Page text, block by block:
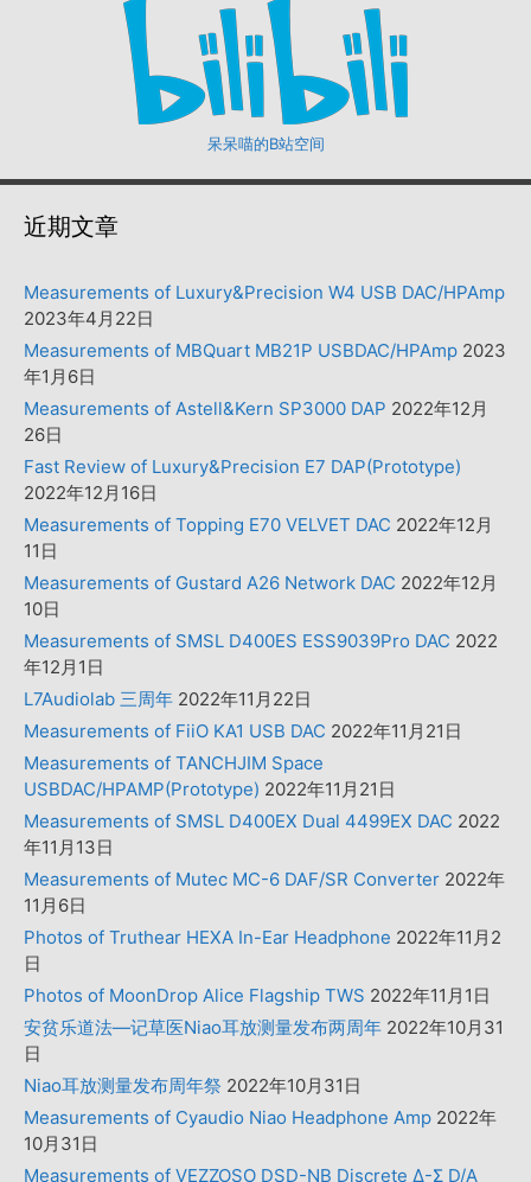
呆呆喵的B站空间
近期文章
Measurements of Luxury&Precision W4 USB DAC/HPAmp
2023年4月22日
Measurements of MBQuart MB21P USBDAC/HPAmp 2023
年1月6日
Measurements of Astell&Kern SP3000 DAP 2022年12月
26日
Fast Review of Luxury&Precision E7 DAP(Prototype)
2022年12月16日
Measurements of Topping E70 VELVET DAC 2022年12月
11日
Measurements of Gustard A26 Network DAC 2022年12月
10日
Measurements of SMSL D400ES ESS9039Pro DAC 2022
年12月1日
L7Audiolab 三周年 2022年11月22日
Measurements of FiiO KA1 USB DAC 2022年11月21日
Measurements of TANCHJIM Space
USBDAC/HPAMP(Prototype) 2022年11月21日
Measurements of SMSL D400EX Dual 4499EX DAC 2022
年11月13日
Measurements of Mutec MC-6 DAF/SR Converter 2022年
11月6日
Photos of Truthear HEXA In-Ear Headphone 2022年11月2
日
Photos of MoonDrop Alice Flagship TWS 2022年11月1日
安贫乐道法—记草医Niao耳放测量发布两周年 2022年10月31
日
Niao耳放测量发布周年祭 2022年10月31日
Measurements of Cyaudio Niao Headphone Amp 2022年
10月31日
Measurements of VEZZOSO DSD-NB Discrete Δ-Σ D/A